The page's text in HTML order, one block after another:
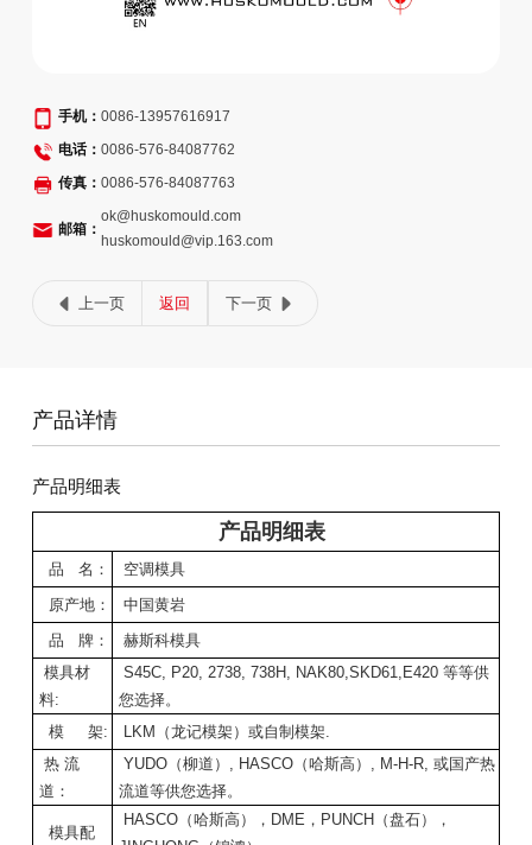
手机： 0086-13957616917
电话： 0086-576-84087762
传真： 0086-576-84087763
邮箱：
ok@huskomould.com
huskomould@vip.163.com
上一页 返回 下一页
产品详情
产品明细表
产品明细表
品 名：
空调模具
原产地：
中国黄岩
品 牌：
赫斯科模具
模具材
料:
S45C, P20, 2738, 738H, NAK80,SKD61,E420 等等供
您选择。
模 架:
LKM（龙记模架）或自制模架.
热 流
道：
YUDO（柳道）, HASCO（哈斯高）, M-H-R, 或国产热
流道等供您选择。
模具配
HASCO（哈斯高），DME，PUNCH（盘石），